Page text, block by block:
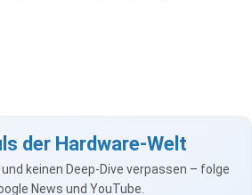
der Hardware-Welt
keinen Deep-Dive verpassen – folge
News und YouTube.